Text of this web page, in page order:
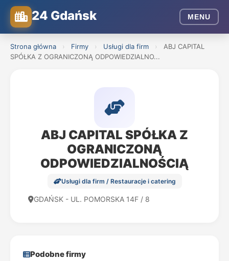
24 Gdańsk MENU
Strona główna › Firmy › Usługi dla firm ›
ABJ CAPITAL
SPÓŁKA Z OGRANICZONĄ ODPOWIEDZIALNO...
ABJ CAPITAL SPÓŁKA Z
OGRANICZONĄ
ODPOWIEDZIALNOŚCIĄ
Usługi dla firm / Restauracje i catering
GDAŃSK - UL. POMORSKA 14F / 8
Podobne firmy